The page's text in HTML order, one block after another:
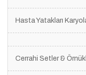
Hasta Yatakları
Cerrahi Setler &